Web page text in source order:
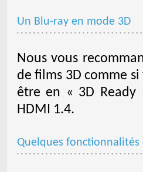
Un Blu-ray en mode 3D
Nous vous
de films 3D comme
être en « 3D Ready
HDMI 1.4.
Quelques fonctionnalités